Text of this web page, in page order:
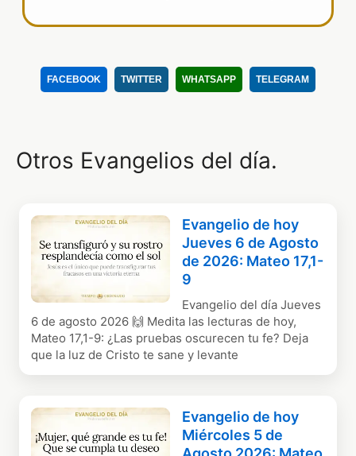
FACEBOOK TWITTER WHATSAPP TELEGRAM
Otros Evangelios del día.
Evangelio de hoy
Jueves 6 de Agosto
de 2026: Mateo 17,1-
9
Evangelio del día Jueves
6 de agosto 2026 🙌 Medita las lecturas de hoy,
Mateo 17,1-9: ¿Las pruebas oscurecen tu fe? Deja
que la luz de Cristo te sane y levante
Evangelio de hoy
Miércoles 5 de